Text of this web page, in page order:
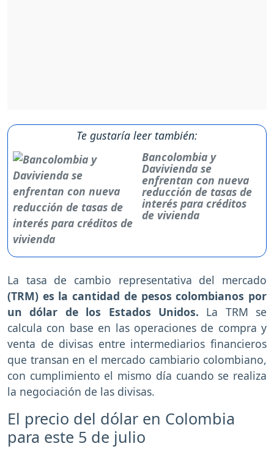
Te gustaría leer también:
Bancolombia y
Davivienda se
enfrentan con nueva
reducción de tasas de
interés para créditos
de vivienda
La tasa de cambio representativa del mercado
(TRM) es la cantidad de pesos colombianos por
un dólar de los Estados Unidos. La TRM se
calcula con base en las operaciones de compra y
venta de divisas entre intermediarios financieros
que transan en el mercado cambiario colombiano,
con cumplimiento el mismo día cuando se realiza
la negociación de las divisas.
El precio del dólar en Colombia
para este 5 de julio